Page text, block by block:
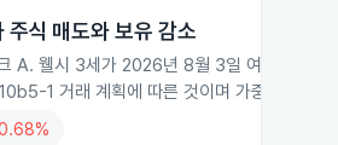
주식 매도와 보유 감소
A. 웰시 3세가 2026년 8월 3일 여러 차례
1 거래 계획에 따른 것이며 가중 평균 가